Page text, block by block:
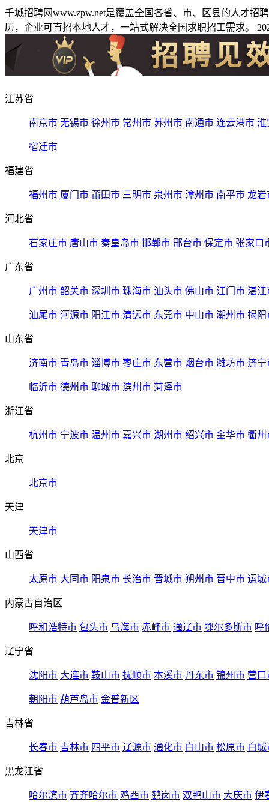
千城招聘网www.zpw.net是覆盖全国各省、市、区县的人才
历，企业可直招本地人才，一站式解决全国求职招工需求。
江苏省
南京市 无锡市 徐州市 常州市 苏州市 南通市 连云港市 淮
宿迁市
福建省
福州市 厦门市 莆田市 三明市 泉州市 漳州市 南平市 龙岩
河北省
石家庄市 唐山市 秦皇岛市 邯郸市 邢台市 保定市 张家口
广东省
广州市 韶关市 深圳市 珠海市 汕头市 佛山市 江门市 湛江
汕尾市 河源市 阳江市 清远市 东莞市 中山市 潮州市 揭阳
山东省
济南市 青岛市 淄博市 枣庄市 东营市 烟台市 潍坊市 济宁
临沂市 德州市 聊城市 滨州市 菏泽市
浙江省
杭州市 宁波市 温州市 嘉兴市 湖州市 绍兴市 金华市 衢州
北京
北京市
天津
天津市
山西省
太原市 大同市 阳泉市 长治市 晋城市 朔州市 晋中市 运城
内蒙古自治区
呼和浩特市 包头市 乌海市 赤峰市 通辽市 鄂尔多斯市 呼
辽宁省
沈阳市 大连市 鞍山市 抚顺市 本溪市 丹东市 锦州市 营口
朝阳市 葫芦岛市 金普新区
吉林省
长春市 吉林市 四平市 辽源市 通化市 白山市 松原市 白城
黑龙江省
哈尔滨市 齐齐哈尔市 鸡西市 鹤岗市 双鸭山市 大庆市 伊